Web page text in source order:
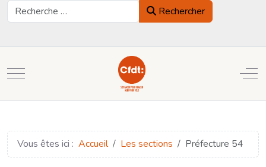
Rechercher
Rechercher
Mobile Menu Toggle
Vous êtes ici : Accueil Les sections Préfecture 54